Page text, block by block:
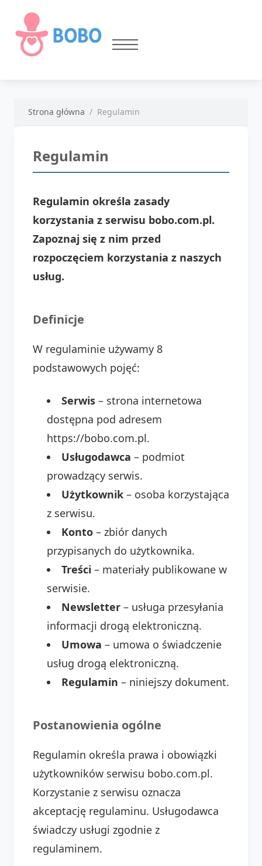
Strona główna Regulamin
Regulamin
Regulamin określa zasady
korzystania z serwisu bobo.com.pl.
Zapoznaj się z nim przed
rozpoczęciem korzystania z naszych
usług.
Definicje
W regulaminie używamy 8
podstawowych pojęć:
Serwis – strona internetowa
dostępna pod adresem
https://bobo.com.pl.
Usługodawca – podmiot
prowadzący serwis.
Użytkownik – osoba korzystająca
z serwisu.
Konto – zbiór danych
przypisanych do użytkownika.
Treści – materiały publikowane w
serwisie.
Newsletter – usługa przesyłania
informacji drogą elektroniczną.
Umowa – umowa o świadczenie
usług drogą elektroniczną.
Regulamin – niniejszy dokument.
Postanowienia ogólne
Regulamin określa prawa i obowiązki
użytkowników serwisu bobo.com.pl.
Korzystanie z serwisu oznacza
akceptację regulaminu. Usługodawca
świadczy usługi zgodnie z
regulaminem.